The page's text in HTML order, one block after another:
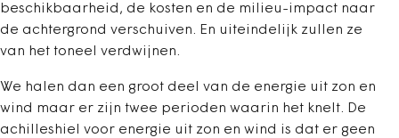
beschikbaarheid, de kosten en de milieu-impact naar
de achtergrond verschuiven. En uiteindelijk zullen ze
van het toneel verdwijnen.
We halen dan een groot deel van de energie uit zon en
wind maar er zijn twee perioden waarin het knelt. De
achilleshiel voor energie uit zon en wind is dat er geen